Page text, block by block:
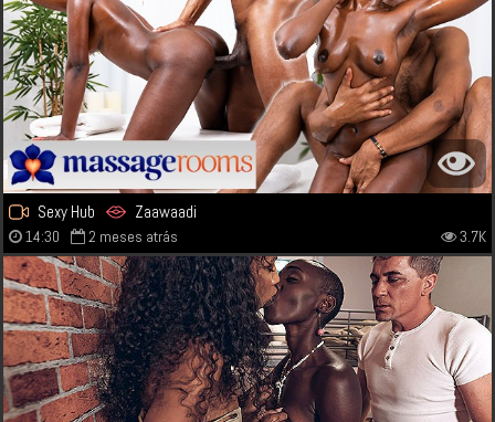
Sexy Hub Zaawaadi
14:30 2 meses atrás 3.7K